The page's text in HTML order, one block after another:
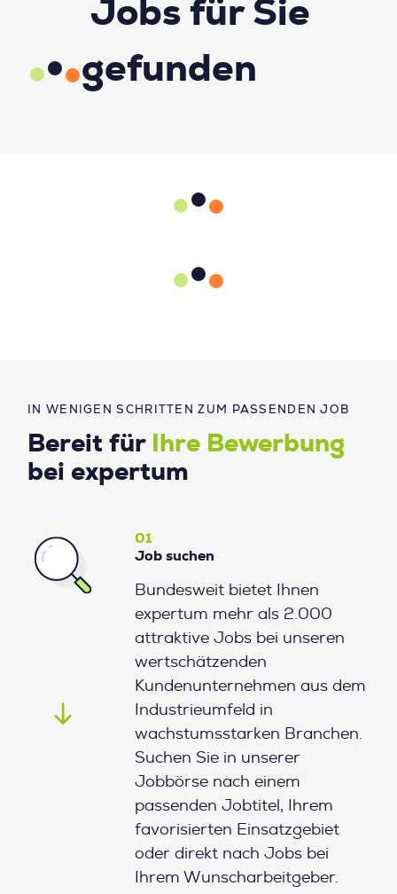
IN WENIGEN SCHRITTEN ZUM PASSENDEN JOB
Bereit für
Ihre Bewerbung
bei expertum
01
Job suchen
Bundesweit bietet Ihnen
expertum mehr als 2.000
attraktive Jobs bei unseren
wertschätzenden
Kundenunternehmen aus dem
Industrieumfeld in
wachstumsstarken Branchen.
Suchen Sie in unserer
Jobbörse nach einem
passenden Jobtitel, Ihrem
favorisierten Einsatzgebiet
oder direkt nach Jobs bei
Ihrem Wunscharbeitgeber.